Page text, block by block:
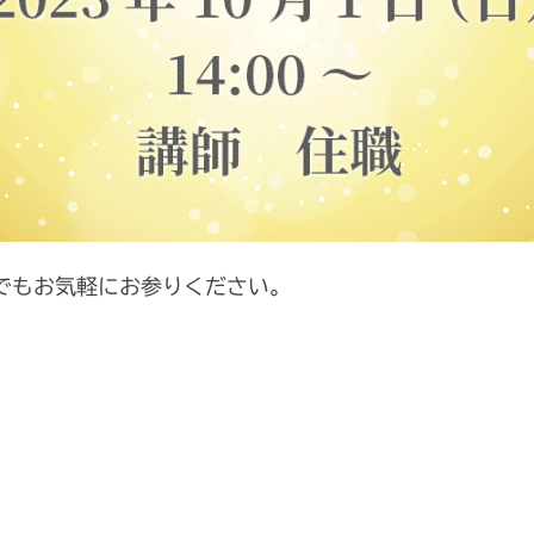
お気軽にお参りください。